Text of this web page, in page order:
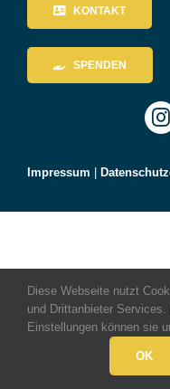
KONTAKT
SPENDEN
Impressum
Diese Webseite nutzt
und Drittanbieter Services.
Einstellungen können sie
OK